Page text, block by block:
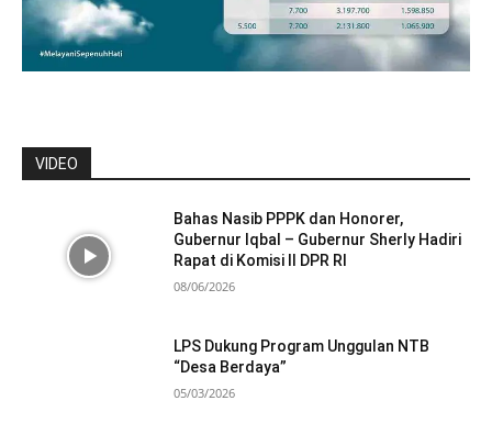
VIDEO
Bahas Nasib PPPK dan Honorer,
Gubernur Iqbal – Gubernur Sherly Hadiri
Rapat di Komisi II DPR RI
08/06/2026
LPS Dukung Program Unggulan NTB
“Desa Berdaya”
05/03/2026